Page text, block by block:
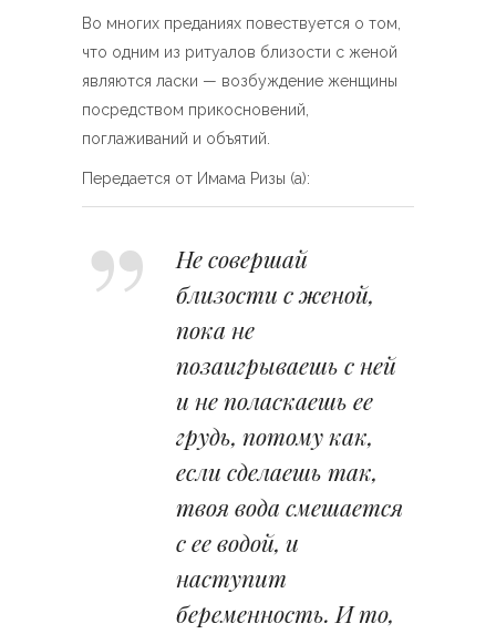
Во многих преданиях повествуется о том,
что одним из ритуалов близости с женой
являются ласки — возбуждение женщины
посредством прикосновений,
поглаживаний и объятий.
Передается от Имама Ризы (а):
Не совершай
близости с женой,
пока не
позаигрываешь с ней
и не поласкаешь ее
грудь, потому как,
если сделаешь так,
твоя вода смешается
с ее водой, и
наступит
беременность. И то,